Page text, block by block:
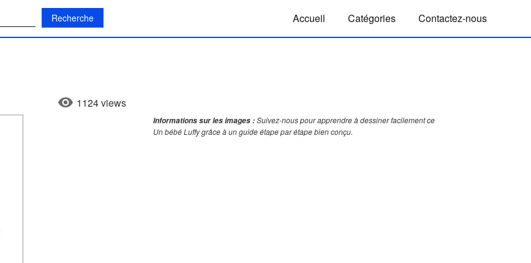
Accueil Catégories Contactez-nous
1124 views
Informations sur les images :Suivez-nous pour apprendre à dessiner facilement ce
Un bébé Luffy grâce à un guide étape par étape bien conçu.